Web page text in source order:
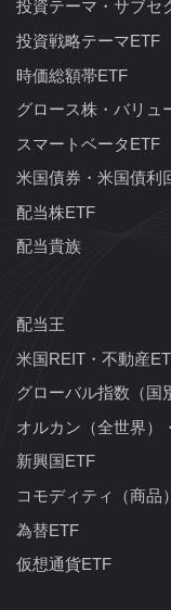
投資テーマ・サブセ
投資戦略テーマETF
時価総額帯ETF
グロース株・バリュ
スマートベータETF
米国債券・米国債利
配当株ETF
配当貴族
配当王
米国REIT・不動産
グローバル指数（国
オルカン（全世界）
新興国ETF
コモディティ（商品
為替ETF
仮想通貨ETF